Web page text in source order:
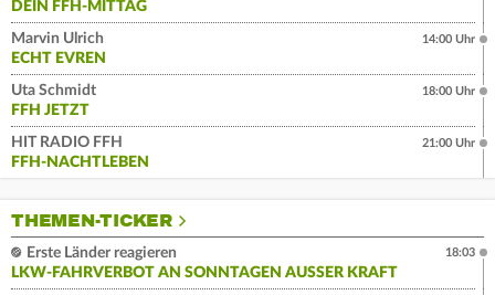
DEIN FFH-MITTAG
Marvin Ulrich
ECHT EVREN
14:00 Uhr
Uta Schmidt
FFH JETZT
18:00 Uhr
HIT RADIO FFH
FFH-NACHTLEBEN
21:00 Uhr
THEMEN-TICKER
Erste Länder reagieren
LKW-FAHRVERBOT AN SONNTAGEN AUSSER KRAFT
18:03